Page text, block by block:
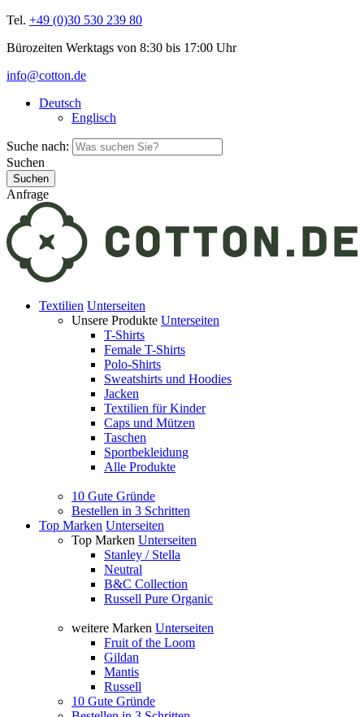
Tel. +49 (0)30 530 239 80
Bürozeiten Werktags von 8:30 bis 17:00 Uhr
info@cotton.de
Deutsch
Englisch
Suche nach:
Suchen
Anfrage
Textilien Unterseiten
Unsere Produkte Unterseiten
T-Shirts
Female T-Shirts
Polo-Shirts
Sweatshirts und Hoodies
Jacken
Textilien für Kinder
Caps und Mützen
Taschen
Sportbekleidung
Alle Produkte
10 Gute Gründe
Bestellen in 3 Schritten
Top Marken Unterseiten
Top Marken Unterseiten
Stanley / Stella
Neutral
B&C Collection
Russell Pure Organic
weitere Marken Unterseiten
Fruit of the Loom
Gildan
Mantis
Russell
10 Gute Gründe